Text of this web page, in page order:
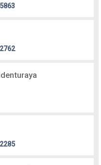
5863
2762
2285